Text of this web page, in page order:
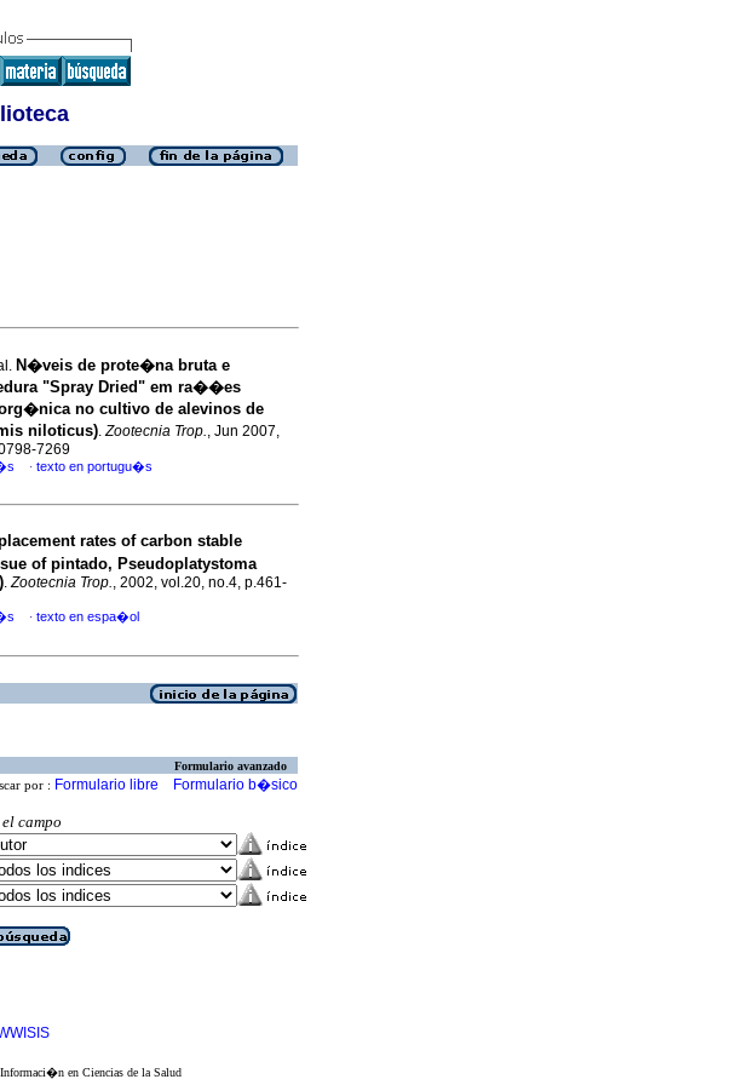
N�veis de prote�na bruta e
"Spray Dried" em ra��es
no cultivo de alevinos de
niloticus).Zootecnia Trop., Jun 2007,
7269
· texto en portugu�s
rates of carbon stable
of pintado, Pseudoplatystoma
.Zootecnia Trop., 2002, vol.20, no.4, p.461-
· texto en espa�ol
Formulario avanzado
por : Formulario libre Formulario b�sico
campo
en Ciencias de la Salud